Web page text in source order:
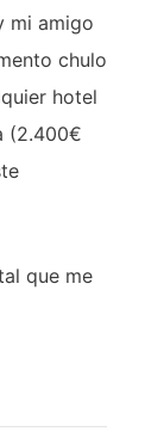
mi amigo
chulo
hotel
(2.400€
que me